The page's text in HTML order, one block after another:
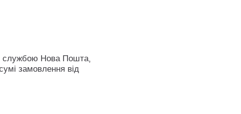
службою Нова Пошта,
замовлення від